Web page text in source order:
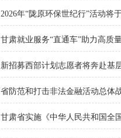
2026年“陇原环保世纪行”活动将
甘肃就业服务“直通车”助力高质
新招募西部计划志愿者将奔赴基
省防范和打击非法金融活动总体
甘肃省实施《中华人民共和国全